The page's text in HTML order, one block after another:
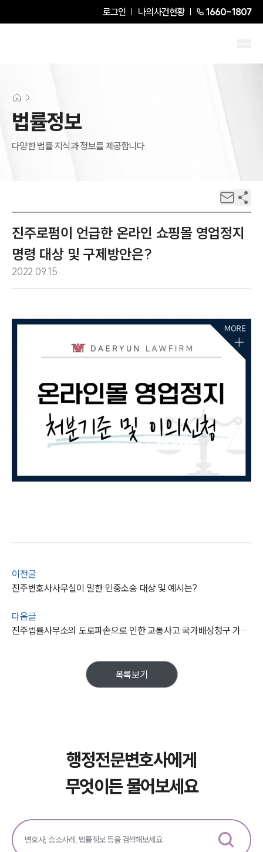
로그인 나의사건현황 1660-1807
그룹소개
법률정보
다양한 법률 지식과 정보를 제공합니다.
진주로펌이 언급한 온라인 쇼핑몰 영업정지
명령 대상 및 구제방안은?
2022.09.15
이전글
진주변호사사무실이 말한 민중소송 대상 및 예시는?
다음글
진주법률사무소의 도로파손으로 인한 교통사고 국가배상청구 가능할까?
목록보기
행정전문변호사에게
무엇이든 물어보세요